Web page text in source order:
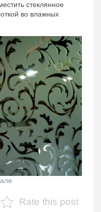
стеклянное
во влажных
Rate this post